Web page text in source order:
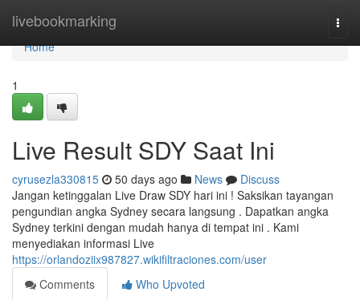
livebookmarking
Home
Home
1
Live Result SDY Saat Ini
cyrusezla330815 50 days ago News
Discuss
Jangan ketinggalan Live Draw SDY hari ini ! Saksikan tayangan
pengundian angka Sydney secara langsung . Dapatkan angka
Sydney terkini dengan mudah hanya di tempat ini . Kami
menyediakan informasi Live
https://orlandoziix987827.wikifiltraciones.com/user
Comments
Who Upvoted